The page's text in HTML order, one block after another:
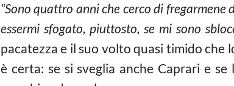
“Sono quattro anni che cerco di
essermi sfogato, piuttosto, se mi sono
pacatezza e il suo volto quasi timido che
è certa: se si sveglia anche Caprari e